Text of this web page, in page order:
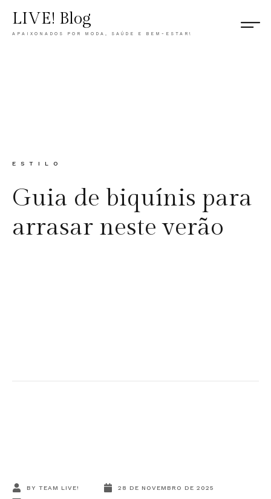
LIVE! Blog
APAIXONADOS POR MODA, SAÚDE E BEM-ESTAR!
Guia de biquínis para
arrasar neste verão
CATEGORY
ESTILO
BY TEAM LIVE! 28 DE NOVEMBRO DE 2025